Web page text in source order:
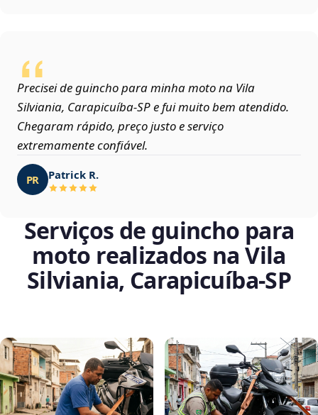
Precisei de guincho para minha moto na Vila
Silviania, Carapicuíba‑SP e fui muito bem atendido.
Chegaram rápido, preço justo e serviço
extremamente confiável.
PR Patrick R.
Serviços de guincho para
moto realizados na Vila
Silviania, Carapicuíba‑SP